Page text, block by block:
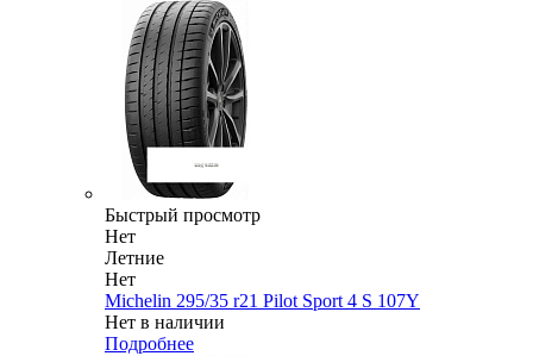
Быстрый просмотр
Нет
Летние
Нет
Michelin 295/35 r21 Pilot Sport 4 S 107Y
Нет в наличии
Подробнее